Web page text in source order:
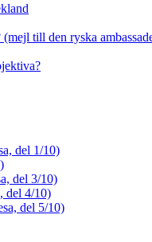
till den ryska
del 1/10)
del 3/10)
del 4/10)
del 5/10)